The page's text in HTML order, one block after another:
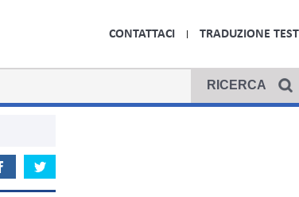
CONTATTACI TRADUZIONE TESTI